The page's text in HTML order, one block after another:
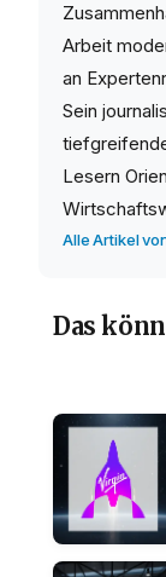
Arbeit
an
Sein
Lesern
Alle Artikel
Das